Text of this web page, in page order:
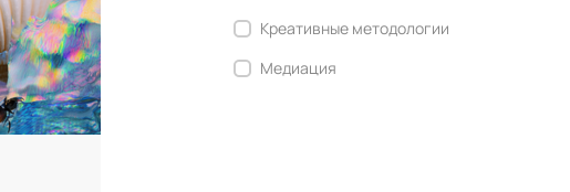
Креативные методологии
Медиация